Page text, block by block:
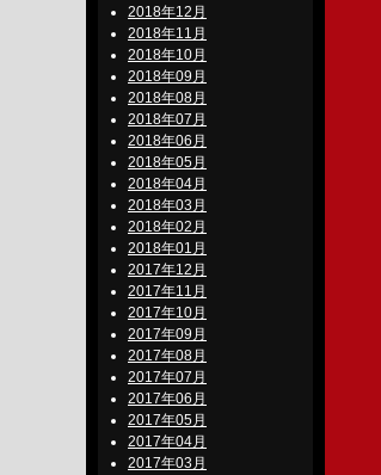
2018年12月
2018年11月
2018年10月
2018年09月
2018年08月
2018年07月
2018年06月
2018年05月
2018年04月
2018年03月
2018年02月
2018年01月
2017年12月
2017年11月
2017年10月
2017年09月
2017年08月
2017年07月
2017年06月
2017年05月
2017年04月
2017年03月